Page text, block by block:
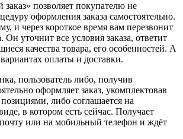
позволяет покупателю не
оформления заказа самостоятельно.
и через короткое время вам перезвонит
Он уточнит все условия заказа, ответит
качества товара, его особенностей. А
оплаты и доставки.
пользователь либо, получив
оформляет заказ, укомплектовав
либо соглашается на
в котором есть сейчас. Получает
или на мобильный телефон и ждёт